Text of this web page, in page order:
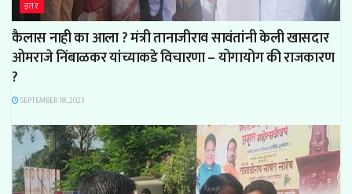
इतर
कैलास नाही का आला ? मंत्री तानाजीराव सावंतांनी केली खासदार
ओमराजे निंबाळकर यांच्याकडे विचारणा – योगायोग की राजकारण
?
SEPTEMBER 18, 2023